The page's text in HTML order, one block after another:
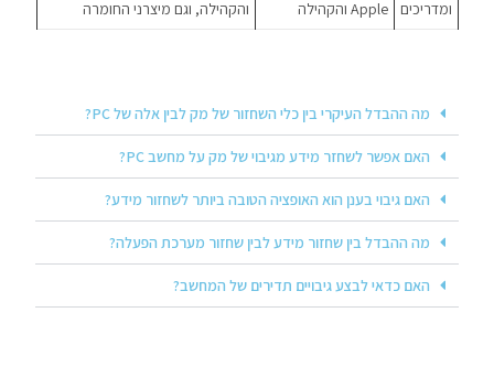
ומדריכים Apple והקהילה והקהילה, וגם מיצרני החומרה
מה ההבדל העיקרי בין כלי השחזור של מק לבין אלה של PC?
האם אפשר לשחזר מידע מגיבוי של מק על מחשב PC?
האם גיבוי בענן הוא האופציה הטובה ביותר לשחזור מידע?
מה ההבדל בין שחזור מידע לבין שחזור מערכת הפעלה?
האם כדאי לבצע גיבויים תדירים של המחשב?